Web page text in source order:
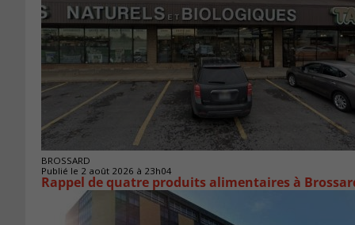
BROSSARD
Publié le 2 août 2026 à 23h04
Rappel de quatre produits alimentaires à